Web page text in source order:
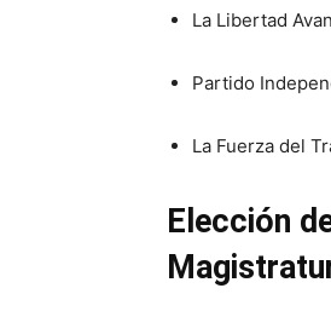
La Libertad
Partido
La Fuerza del
Elección